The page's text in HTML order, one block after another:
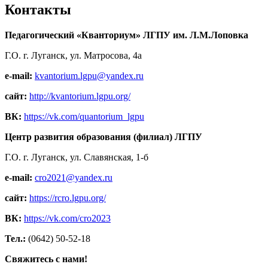
Контакты
Педагогический «Кванториум» ЛГПУ им. Л.М.Лоповка
Г.О. г. Луганск, ул. Матросова, 4а
e-mail: kvantorium.lgpu@yandex.ru
сайт: http://kvantorium.lgpu.org/
ВК: https://vk.com/quantorium_lgpu
Центр развития образования (филиал) ЛГПУ
Г.О. г. Луганск, ул. Славянская, 1-б
e-mail: cro2021@yandex.ru
сайт: https://rcro.lgpu.org/
ВК: https://vk.com/cro2023
Тел.: (0642) 50-52-18
Свяжитесь с нами!